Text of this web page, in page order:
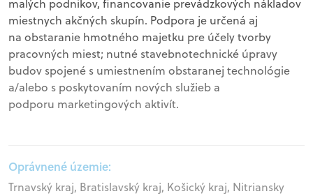
malých podnikov, financovanie prevádzkových nákladov
miestnych akčných skupín. Podpora je určená aj
na obstaranie hmotného majetku pre účely tvorby
pracovných miest; nutné stavebnotechnické úpravy
budov spojené s umiestnením obstaranej technológie
a/alebo s poskytovaním nových služieb a
podporu marketingových aktivít.
Oprávnené územie:
Trnavský kraj, Bratislavský kraj, Košický kraj, Nitriansky